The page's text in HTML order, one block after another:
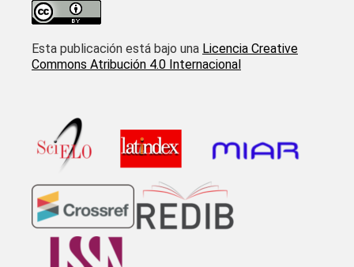
Esta publicación está bajo una Licencia Creative
Commons Atribución 4.0 Internacional